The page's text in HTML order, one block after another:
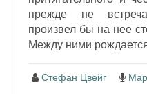
прежде не
произвел бы на нее
Между ними
Стефан Цвейг